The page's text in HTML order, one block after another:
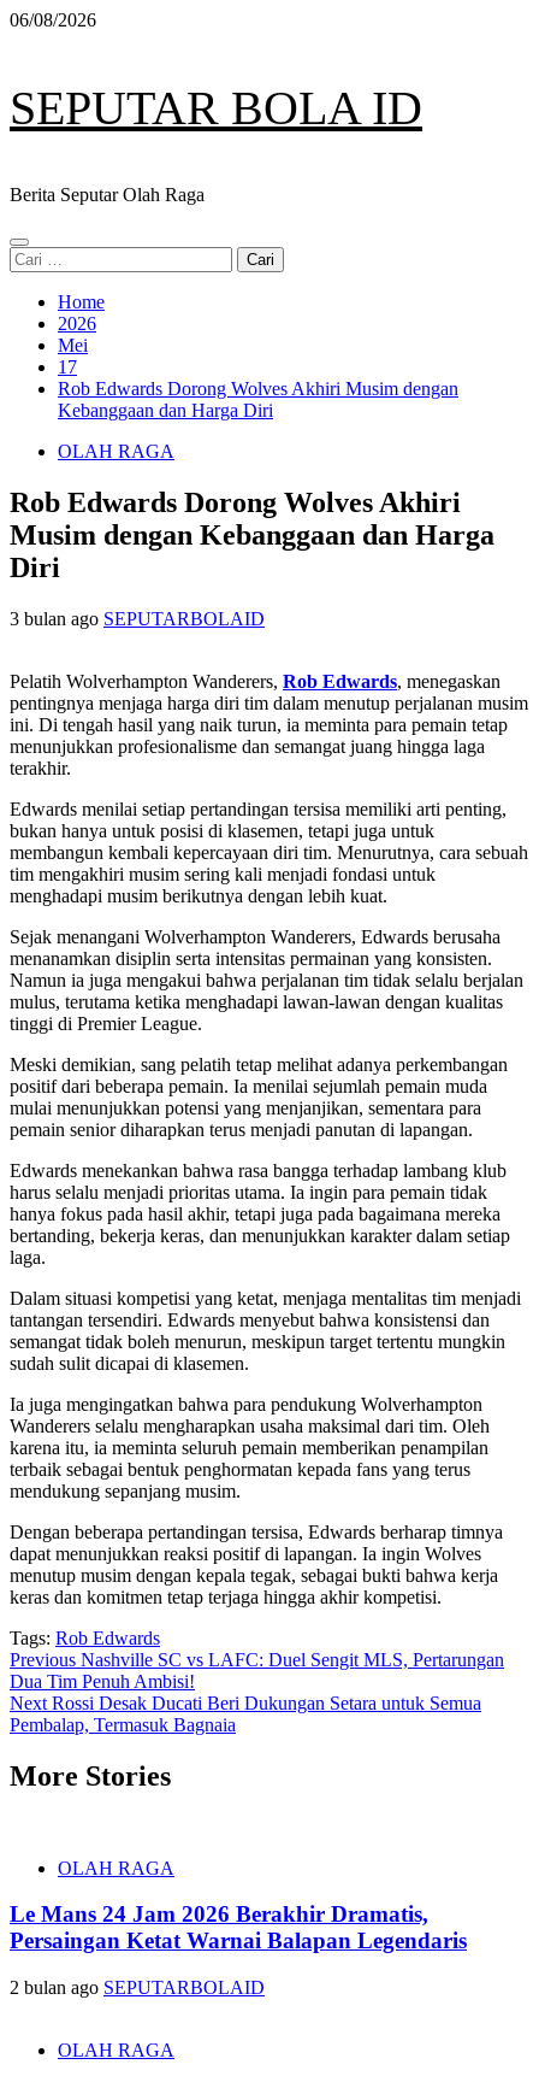
Skip
06/08/2026
SEPUTAR BOLA ID
Berita Seputar Olah Raga
Primary
Menu
Cari
untuk:
Home
2026
Mei
17
Rob Edwards Dorong Wolves Akhiri Musim dengan
Kebanggaan dan Harga Diri
OLAH RAGA
Rob Edwards Dorong Wolves Akhiri
Musim dengan Kebanggaan dan Harga
Diri
3 bulan ago SEPUTARBOLAID
Pelatih Wolverhampton Wanderers, Rob Edwards, menegaskan
pentingnya menjaga harga diri tim dalam menutup perjalanan musim
ini. Di tengah hasil yang naik turun, ia meminta para pemain tetap
menunjukkan profesionalisme dan semangat juang hingga laga
terakhir.
Edwards menilai setiap pertandingan tersisa memiliki arti penting,
bukan hanya untuk posisi di klasemen, tetapi juga untuk
membangun kembali kepercayaan diri tim. Menurutnya, cara sebuah
tim mengakhiri musim sering kali menjadi fondasi untuk
menghadapi musim berikutnya dengan lebih kuat.
Sejak menangani Wolverhampton Wanderers, Edwards berusaha
menanamkan disiplin serta intensitas permainan yang konsisten.
Namun ia juga mengakui bahwa perjalanan tim tidak selalu berjalan
mulus, terutama ketika menghadapi lawan-lawan dengan kualitas
tinggi di Premier League.
Meski demikian, sang pelatih tetap melihat adanya perkembangan
positif dari beberapa pemain. Ia menilai sejumlah pemain muda
mulai menunjukkan potensi yang menjanjikan, sementara para
pemain senior diharapkan terus menjadi panutan di lapangan.
Edwards menekankan bahwa rasa bangga terhadap lambang klub
harus selalu menjadi prioritas utama. Ia ingin para pemain tidak
hanya fokus pada hasil akhir, tetapi juga pada bagaimana mereka
bertanding, bekerja keras, dan menunjukkan karakter dalam setiap
laga.
Dalam situasi kompetisi yang ketat, menjaga mentalitas tim menjadi
tantangan tersendiri. Edwards menyebut bahwa konsistensi dan
semangat tidak boleh menurun, meskipun target tertentu mungkin
sudah sulit dicapai di klasemen.
Ia juga mengingatkan bahwa para pendukung Wolverhampton
Wanderers selalu mengharapkan usaha maksimal dari tim. Oleh
karena itu, ia meminta seluruh pemain memberikan penampilan
terbaik sebagai bentuk penghormatan kepada fans yang terus
mendukung sepanjang musim.
Dengan beberapa pertandingan tersisa, Edwards berharap timnya
dapat menunjukkan reaksi positif di lapangan. Ia ingin Wolves
menutup musim dengan kepala tegak, sebagai bukti bahwa kerja
keras dan komitmen tetap terjaga hingga akhir kompetisi.
Tags: Rob Edwards
Post
navigation
Previous Nashville SC vs LAFC: Duel Sengit MLS, Pertarungan
Dua Tim Penuh Ambisi!
Next Rossi Desak Ducati Beri Dukungan Setara untuk Semua
Pembalap, Termasuk Bagnaia
More Stories
OLAH RAGA
Le Mans 24 Jam 2026 Berakhir Dramatis,
Persaingan Ketat Warnai Balapan Legendaris
2 bulan ago SEPUTARBOLAID
OLAH RAGA